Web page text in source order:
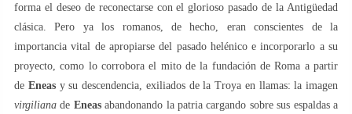
forma el deseo de reconectarse con el glorioso pasado de la Antigüedad
clásica. Pero ya los romanos, de hecho, eran conscientes de la
importancia vital de apropiarse del pasado helénico e incorporarlo a su
proyecto, como lo corrobora el mito de la fundación de Roma a partir
de Eneas y su descendencia, exiliados de la Troya en llamas: la imagen
virgiliana de Eneasabandonando la patria cargando sobre sus espaldas a